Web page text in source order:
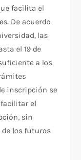
facilita el
De acuerdo
las
el 19 de
a los
inscripción se
el
sin
los futuros